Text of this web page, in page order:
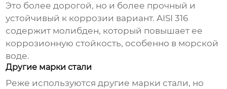
Это более дорогой, но и более прочный и
устойчивый к коррозии вариант. AISI 316
содержит молибден, который повышает ее
коррозионную стойкость, особенно в морской
воде.
Другие марки стали
Реже используются другие марки стали, но